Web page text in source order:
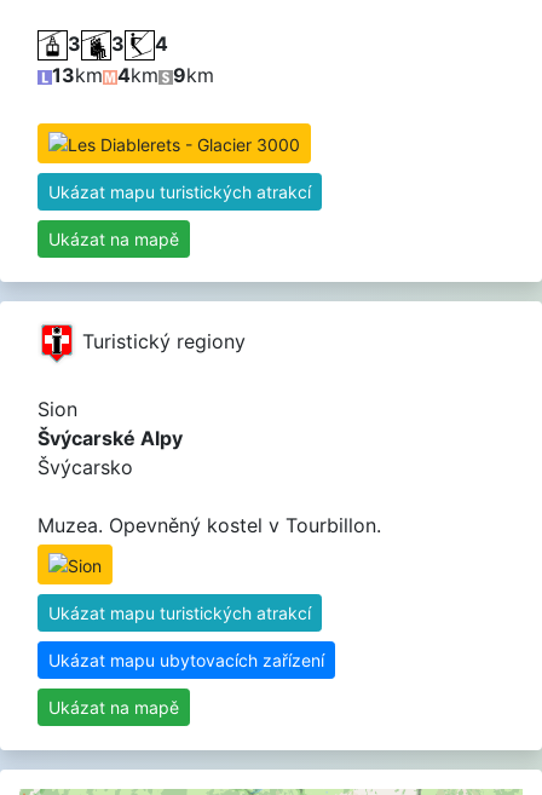
3 3
4
13km 4km 9km
Ukázat mapu turistických atrakcí
Ukázat na mapě
Turistický regiony
Sion
Švýcarské Alpy
Švýcarsko
Muzea. Opevněný kostel v Tourbillon.
Ukázat mapu turistických atrakcí
Ukázat mapu ubytovacích zařízení
Ukázat na mapě